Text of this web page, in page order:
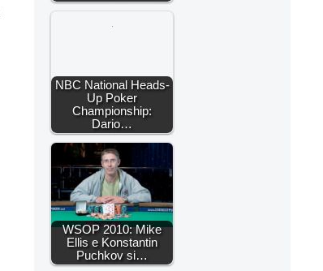
NBC National Heads-
Up Poker
Championship:
Dario…
WSOP 2010: Mike
Ellis e Konstantin
Puchkov si…